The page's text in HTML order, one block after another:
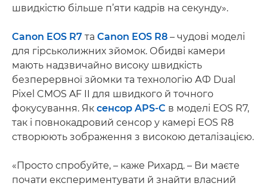
швидкістю більше п’яти кадрів на секунду».
Canon EOS R7 та Canon EOS R8 – чудові моделі
для гірськолижних зйомок. Обидві камери
мають надзвичайно високу швидкість
безперервної зйомки та технологію АФ Dual
Pixel CMOS AF II для швидкого й точного
фокусування. Як сенсор APS-C в моделі EOS R7,
так і повнокадровий сенсор у камері EOS R8
створюють зображення з високою деталізацією.
«Просто спробуйте, – каже Рихард. – Ви маєте
почати експериментувати й знайти власний